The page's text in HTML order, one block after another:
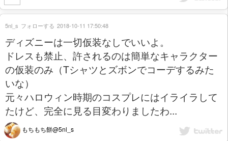
ディズニーは一切仮装なしでいいよ。
ドレスも禁止、許されるのは簡単なキャラクター
の仮装のみ（Tシャツとズボンでコーデするみた
いな）
元々ハロウィン時期のコスプレにはイライラして
たけど、完全に見る目変わりましたわ...
もちもち餅@5nl_s
5nl_s フォローする 2018-10-11 17:50:48